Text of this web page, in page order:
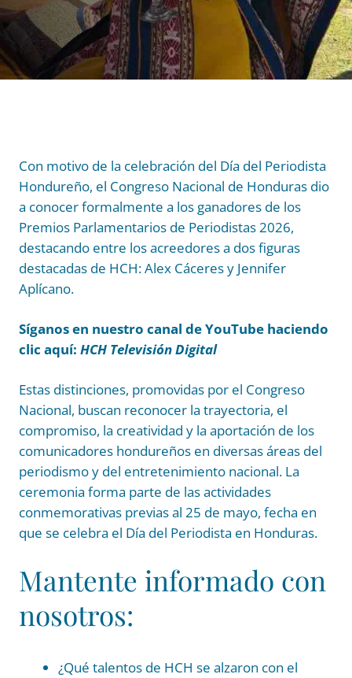
Con motivo de la celebración del Día del Periodista
Hondureño, el Congreso Nacional de Honduras dio
a conocer formalmente a los ganadores de los
Premios Parlamentarios de Periodistas 2026,
destacando entre los acreedores a dos figuras
destacadas de HCH: Alex Cáceres y Jennifer
Aplícano.
Síganos en nuestro canal de YouTube haciendo
clic aquí: HCH Televisión Digital
Estas distinciones, promovidas por el Congreso
Nacional, buscan reconocer la trayectoria, el
compromiso, la creatividad y la aportación de los
comunicadores hondureños en diversas áreas del
periodismo y del entretenimiento nacional. La
ceremonia forma parte de las actividades
conmemorativas previas al 25 de mayo, fecha en
que se celebra el Día del Periodista en Honduras.
Mantente informado con
nosotros:
¿Qué talentos de HCH se alzaron con el